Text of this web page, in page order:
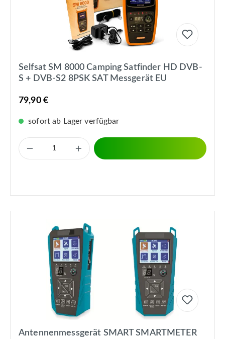
Selfsat SM 8000 Camping Satfinder HD DVB-
S + DVB-S2 8PSK SAT Messgerät EU
79,90 €
sofort ab Lager verfügbar
Antennenmessgerät SMART SMARTMETER